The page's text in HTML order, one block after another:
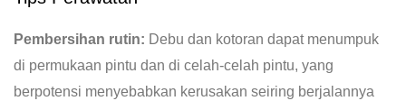
Pembersihan rutin: Debu dan kotoran dapat menumpuk
di permukaan pintu dan di celah-celah pintu, yang
berpotensi menyebabkan kerusakan seiring berjalannya